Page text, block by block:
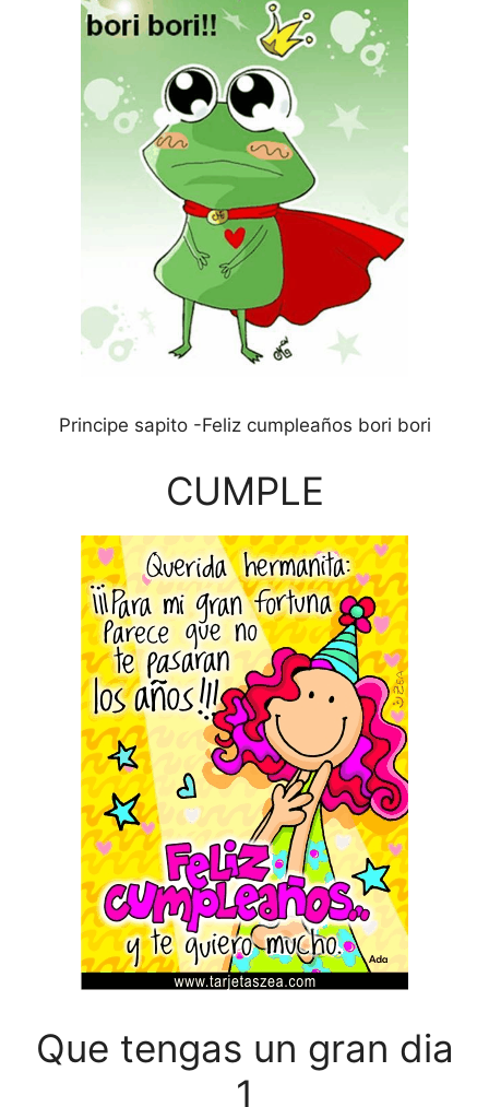
Principe sapito -Feliz cumpleaños bori bori
CUMPLE
Que tengas un gran dia
1